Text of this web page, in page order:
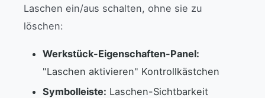
Laschen ein/aus schalten, ohne sie zu
löschen:
Werkstück-Eigenschaften-Panel:
"Laschen aktivieren" Kontrollkästchen
Symbolleiste: Laschen-Sichtbarkeit